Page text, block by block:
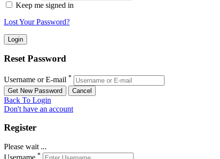
Keep me signed in
Lost Your Password?
Reset Password
Username or E-mail *
Back To Login
Don't have an account
Register
Please wait ...
*